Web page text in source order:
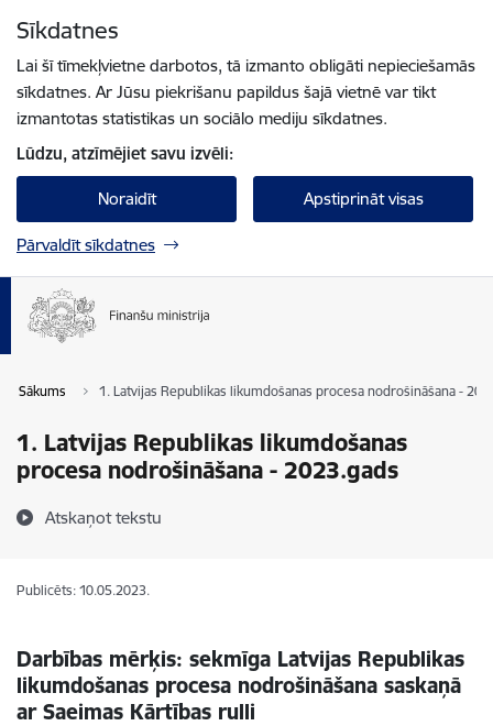
Sīkdatnes
Lai šī tīmekļvietne darbotos, tā izmanto obligāti nepieciešamās
sīkdatnes. Ar Jūsu piekrišanu papildus šajā vietnē var tikt
izmantotas statistikas un sociālo mediju sīkdatnes.
Lūdzu, atzīmējiet savu izvēli:
Noraidīt Apstiprināt visas
Pārvaldīt sīkdatnes
Sākums 1. Latvijas Republikas likumdošanas procesa nodrošināšana -
1. Latvijas Republikas likumdošanas
procesa nodrošināšana - 2023.gads
Atskaņot tekstu
Publicēts: 10.05.2023.
Darbības mērķis: sekmīga Latvijas Republikas
likumdošanas procesa nodrošināšana saskaņā
ar Saeimas Kārtības rulli